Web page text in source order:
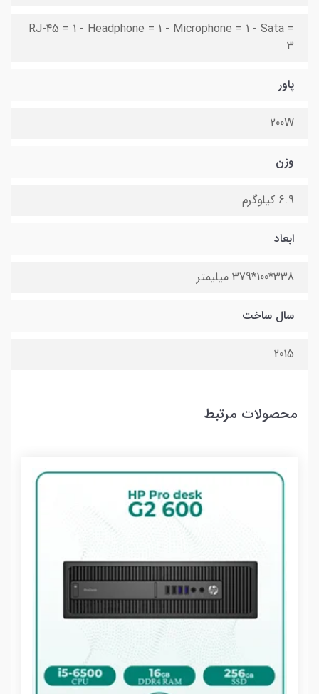
RJ-45 = 1 - Headphone = 1 - Microphone = 1 - Sata =
3
پاور
200W
وزن
6.9 کیلوگرم
ابعاد
338*100*379 میلیمتر
سال ساخت
2015
محصولات مرتبط